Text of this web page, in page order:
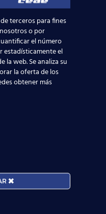
en
de
de mayo) desde
los primeros
Vueling, su
terceros para fines
o por
el número
estadísticamente el
la web. Se analiza su
la oferta de los
obtener más